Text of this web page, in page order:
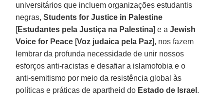
universitários que incluem organizações estudantis
negras,Students for Justice in Palestine
[Estudantes pela Justiça na Palestina] e aJewish
Voice for Peace [Voz judaica pela Paz], nos fazem
lembrar da profunda necessidade de unir nossos
esforços anti-racistas e desafiar a islamofobia e o
anti-semitismo por meio da resistência global às
políticas e práticas de apartheid do Estado de Israel .